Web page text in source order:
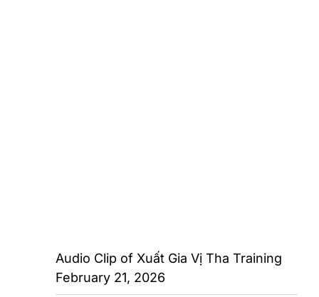
Audio Clip of Xuất Gia Vị Tha Training
February 21, 2026